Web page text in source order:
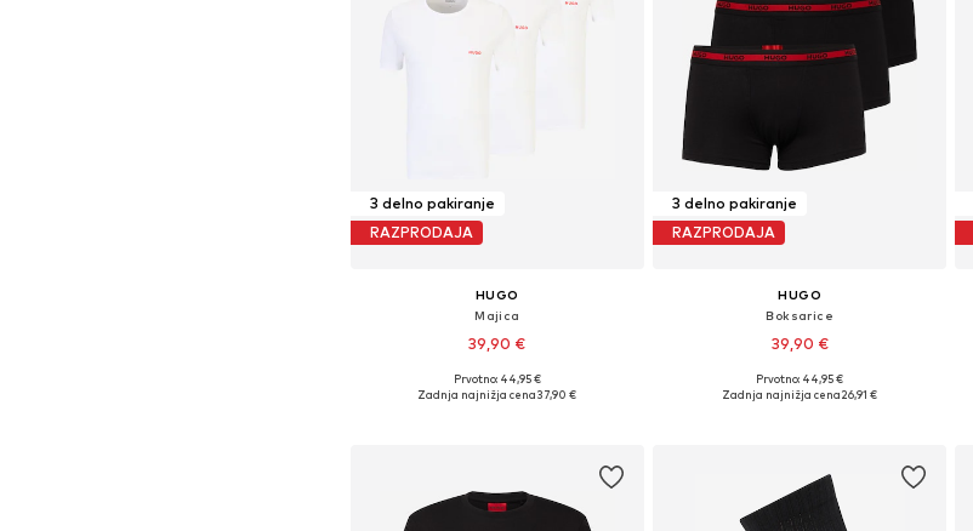
3 delno pakiranje
RAZPRODAJA
HUGO
Majica
39,90 €
Razpoložljive velikosti: S, M, L, XL, XXL
Prvotno: 44,95 €
Zadnja najnižja cena37,90 €
3 delno pakiranje
RAZPRODAJA
HUGO
Boksarice
39,90 €
+1
Razpoložljive velikosti: S, M, L, XL, XXL
Prvotno: 44,95 €
Zadnja najnižja cena26,91 €